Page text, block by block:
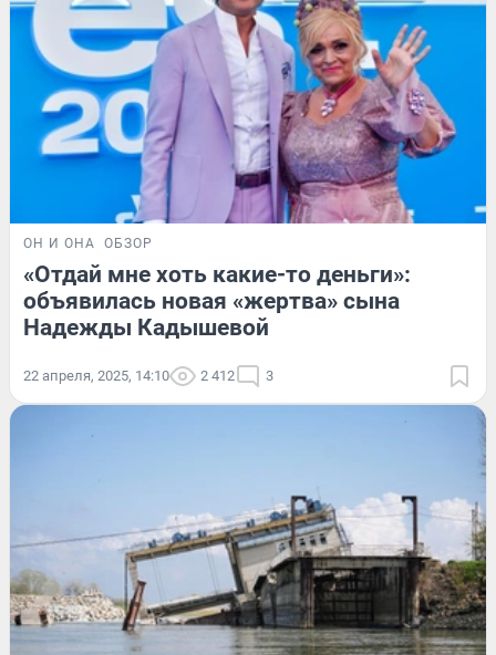
ОН И ОНА ОБЗОР
«Отдай мне хоть какие-то деньги»:
объявилась новая «жертва» сына
Надежды Кадышевой
22 апреля, 2025, 14:10 2 412 3